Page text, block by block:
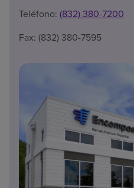
Teléfono: (832) 380-7200
Fax: (832) 380-7595